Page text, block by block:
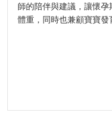
師的陪伴與建議，讓懷孕
體重，同時也兼顧寶寶發